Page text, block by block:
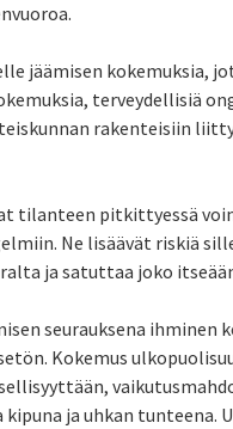
jäämisen kokemuksia,
terveydellisiä
rakenteisiin
tilanteen pitkittyessä
Ne lisäävät riskiä
ja satuttaa joko
seurauksena ihminen
Kokemus
ja uhkan tunteena.